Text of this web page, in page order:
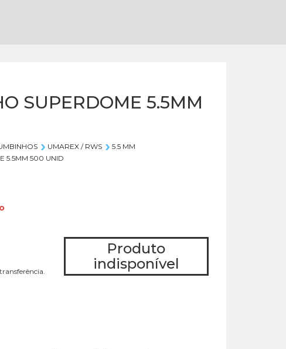
SUPERDOME 5.5MM
UMAREX / RWS
5.5 MM
5.5MM 500 UNID
Produto
indisponível